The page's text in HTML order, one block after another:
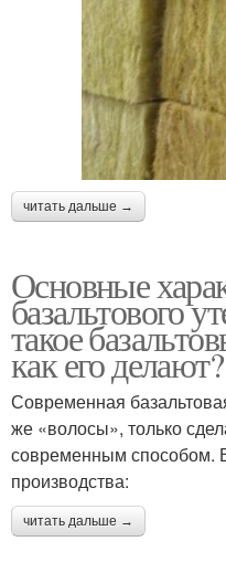
читать дальше →
Основные
базальтового
такое
как его делают?
Современная
же «волосы», только
современным способом.
производства:
читать дальше →